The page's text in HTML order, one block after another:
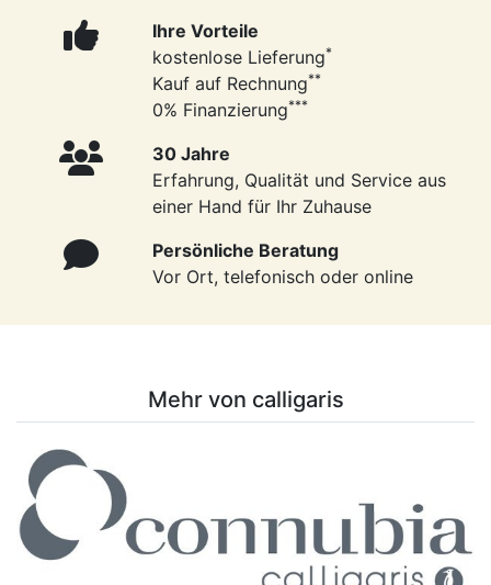
Ihre Vorteile
kostenlose Lieferung*
Kauf auf Rechnung**
0% Finanzierung***
30 Jahre
Erfahrung, Qualität und Service aus
einer Hand für Ihr Zuhause
Persönliche Beratung
Vor Ort, telefonisch oder online
Mehr von calligaris